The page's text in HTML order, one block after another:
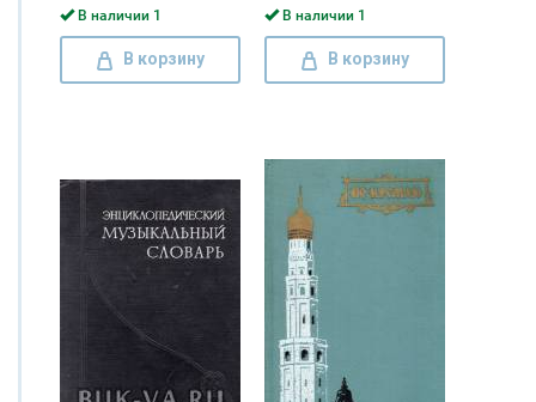
В наличии 1
В корзину
В наличии 1
В корзину